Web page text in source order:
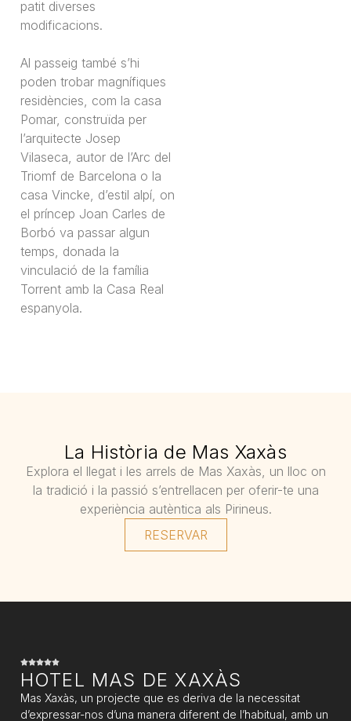
patit diverses
modificacions.
Al passeig també s’hi
poden trobar magnífiques
residències, com la casa
Pomar, construïda per
l’arquitecte Josep
Vilaseca, autor de l’Arc del
Triomf de Barcelona o la
casa Vincke, d’estil alpí, on
el príncep Joan Carles de
Borbó va passar algun
temps, donada la
vinculació de la família
Torrent amb la Casa Real
espanyola.
La Història de Mas Xaxàs
Explora el llegat i les arrels de Mas Xaxàs, un lloc on
la tradició i la passió s’entrellacen per oferir-te una
experiència autèntica als Pirineus.
RESERVAR
HOTEL MAS DE XAXÀS
Mas Xaxàs, un projecte que es deriva de la necessitat
d’expressar-nos d’una manera diferent de l’habitual, amb un